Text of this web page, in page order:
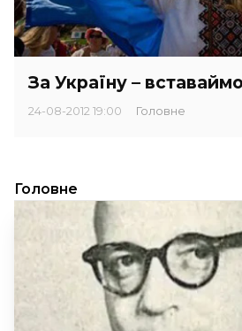
За Україну –
24-08-2012 19:00 Головне
Головне